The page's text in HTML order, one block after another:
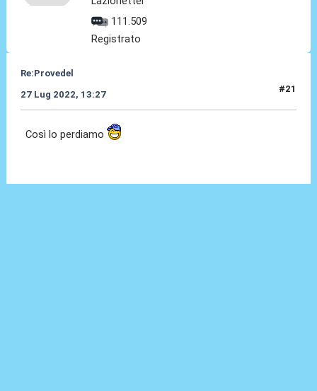
111.509
Registrato
Re:Provedel
27 Lug 2022, 13:27
#21
Così lo perdiamo